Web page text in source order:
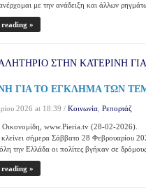
με την ανάδειξη και άλλων
»
ΓΙΑ ΤΟ ΕΓΚΛΗΜΑ ΤΩΝ
2026 at 18:39 / Κοινωνία Ρεπορτάζ
Οικονομίδη, www.Pieria.tv (28-02-2026).
κλείνει σήμερα Σάββατο 28 Φεβρουαρίου
την Ελλάδα οι πολίτες βγήκαν σε δρόμους
»